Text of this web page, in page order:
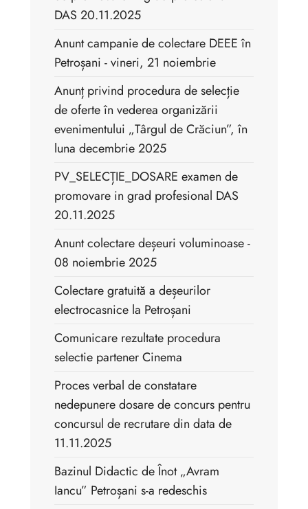
DAS 20.11.2025
Anunt campanie de colectare DEEE în
Petroșani - vineri, 21 noiembrie
Anunț privind procedura de selecție
de oferte în vederea organizării
evenimentului „Târgul de Crăciun”, în
luna decembrie 2025
PV_SELECȚIE_DOSARE examen de
promovare in grad profesional DAS
20.11.2025
Anunt colectare deșeuri voluminoase -
08 noiembrie 2025
Colectare gratuită a deșeurilor
electrocasnice la Petroșani
Comunicare rezultate procedura
selectie partener Cinema
Proces verbal de constatare
nedepunere dosare de concurs pentru
concursul de recrutare din data de
11.11.2025
Bazinul Didactic de Înot „Avram
Iancu” Petroșani s-a redeschis